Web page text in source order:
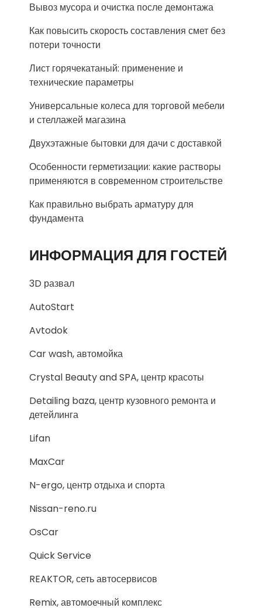
Вывоз мусора и очистка после демонтажа
Как повысить скорость составления смет без
потери точности
Лист горячекатаный: применение и
технические параметры
Универсальные колеса для торговой мебели
и стеллажей магазина
Двухэтажные бытовки для дачи с доставкой
Особенности герметизации: какие растворы
применяются в современном строительстве
Как правильно выбрать арматуру для
фундамента
ИНФОРМАЦИЯ ДЛЯ ГОСТЕЙ
3D развал
AutoStart
Avtodok
Car wash, автомойка
Crystal Beauty and SPA, центр красоты
Detailing baza, центр кузовного ремонта и
детейлинга
Lifan
MaxCar
N-ergo, центр отдыха и спорта
Nissan-reno.ru
OsCar
Quick Service
REAKTOR, сеть автосервисов
Remix, автомоечный комплекс